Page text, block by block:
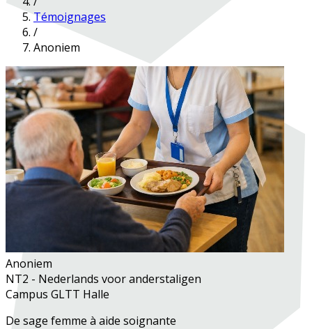
Témoignages
/
Anoniem
Anoniem
NT2 - Nederlands voor anderstaligen
Campus GLTT Halle
De sage femme à aide soignante